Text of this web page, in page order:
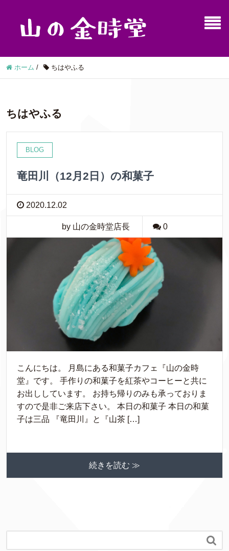
ホーム / ちはやふる
ちはやふる
BLOG
竜田川（12月2日）の和菓子
2020.12.02
by 山の金時堂店長 0
こんにちは。 月島にある和菓子カフェ『山の金時
堂』です。 手作りの和菓子を紅茶やコーヒーと共に
お出ししています。 お持ち帰りのみも承っておりま
すので是非ご来店下さい。 本日の和菓子 本日の和菓
子は三品 『竜田川』と『山茶 […]
続きを読む ≫
